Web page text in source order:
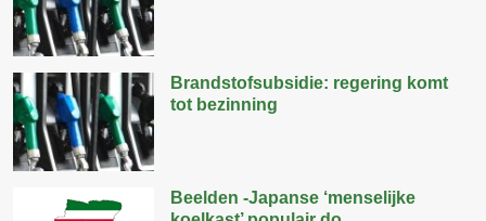
Brandstofsubsidie: regering komt
tot bezinning
Beelden -Japanse ‘menselijke